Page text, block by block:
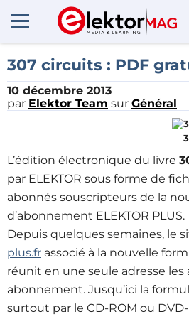
307 circuits : PDF
10 décembre 2013
par Elektor Team sur Général
L’édition électronique du livre
par ELEKTOR sous forme de
abonnés souscripteurs de la
d’abonnement ELEKTOR PLUS.
Depuis quelques semaines, le
plus.fr associé à la nouvelle
réunit en une seule adresse les
abonnement. Jusqu’ici la
surtout par le CD-ROM ou